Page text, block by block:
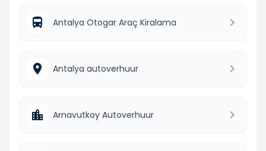
Antalya Otogar Araç Kiralama
Antalya autoverhuur
Arnavutkoy Autoverhuur